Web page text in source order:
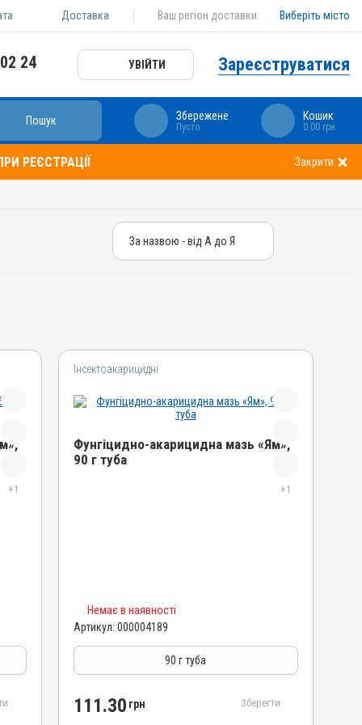
Доставка Ваш регіон доставки: Виберіть місто
24 УВІЙТИ Зареєструватися
Пошук Збережене
Пусто
Кошик
0.00 грн
РЕЄСТРАЦІЇ Закрити
За назвою - від А до Я
+1
Інсектоакарицидні
Фунгіцидно-акарицидна мазь «Ям»,
90 г туба
+1
Номер РП
AB-01068-01-10
Групи препаратів
Інсектоакарицидні, Протипаразитарні,
Лікарська форма
Немає в наявності
Артикул: 000004189
90 г туба
111.30 грн Зберегти